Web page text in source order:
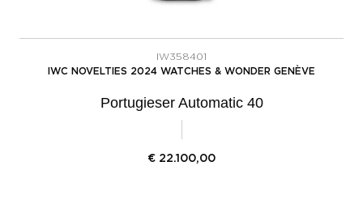
IW358401
IWC NOVELTIES 2024 WATCHES & WONDER GENÈVE
Portugieser Automatic 40
€ 22.100,00